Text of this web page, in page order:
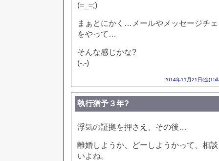
(=_=;)
まぁとにかく…メールやメッセージチ
をやって…
そんな感じかな?
(-.-)
2014年11月21日(金)15
執行猶予３年?
浮気の証拠を押さえ、その後…
離婚しようか、どーしようかって、相
いよね。